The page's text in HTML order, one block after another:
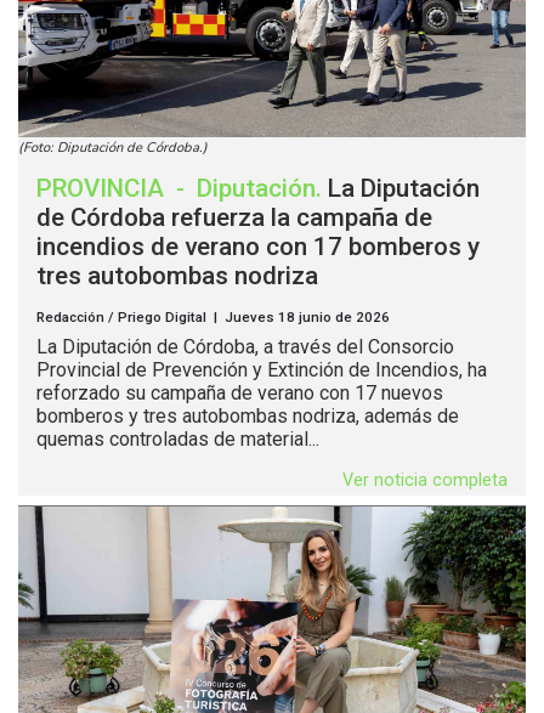
(Foto: Diputación de Córdoba.)
PROVINCIA - Diputación. La Diputación
de Córdoba refuerza la campaña de
incendios de verano con 17 bomberos y
tres autobombas nodriza
Redacción / Priego Digital | Jueves 18 junio de 2026
La Diputación de Córdoba, a través del Consorcio
Provincial de Prevención y Extinción de Incendios, ha
reforzado su campaña de verano con 17 nuevos
bomberos y tres autobombas nodriza, además de
quemas controladas de material...
Ver noticia completa